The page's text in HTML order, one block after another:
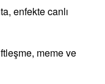
enfekte canlı
meme ve